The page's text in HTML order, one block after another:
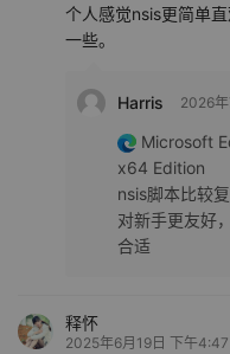
个人感觉nsis更简单
一些。
Harris 2026
Microsoft
x64 Edition
nsis脚本比较
对新手更友好
合适
释怀
2025年6月19日 下午4:47